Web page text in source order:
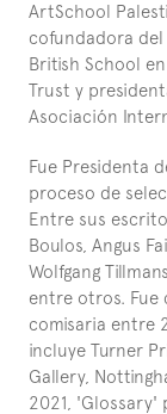
ArtSchool
cofundadora
British School
Trust y
Asociación
Fue Presidenta
proceso de
Entre sus
Boulos, Angus
Wolfgang
entre otros. Fue
comisaria entre
incluye Turner
Gallery,
2021, 'Glossary'